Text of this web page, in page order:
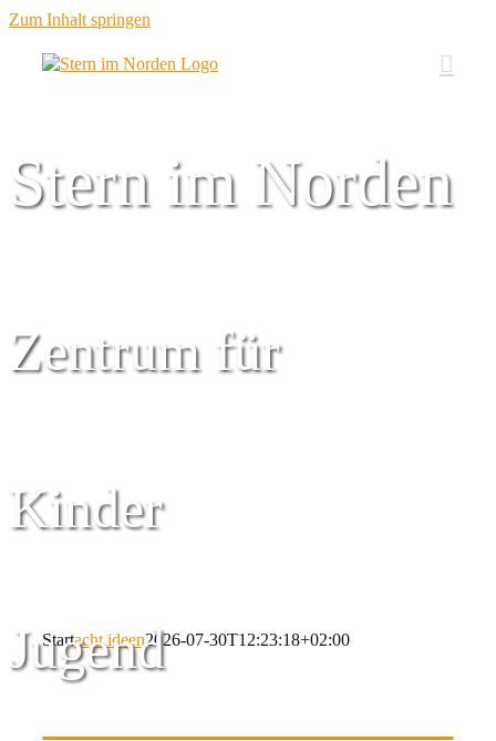
Zum Inhalt springen
Stern im Norden
Zentrum für
Kinder
Jugend
Startacht ideen2026-07-30T12:23:18+02:00